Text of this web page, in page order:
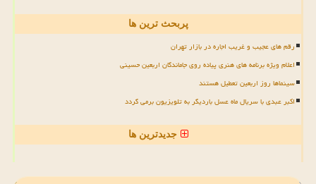
پربحث ترین ها
رقم های عجیب و غریب اجاره در بازار تهران
اعلام ویژه برنامه های هنری پیاده روی جاماندگان اربعین حسینی
سینماها روز اربعین تعطیل هستند
اکبر عبدی با سریال ماه عسل باردیگر به تلویزیون برمی گردد
جدیدترین ها